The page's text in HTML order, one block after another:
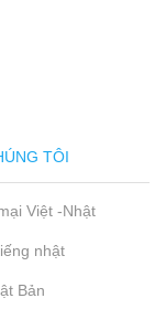
TÔI
Việt -Nhật
nhật
Bản